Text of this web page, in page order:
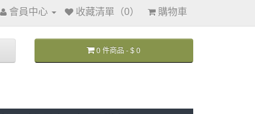
會員中心 收藏清單（0） 購物車
0 件商品 - $ 0